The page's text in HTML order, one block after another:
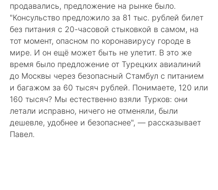
продавались, предложение на рынке было.
"Консульство предложило за 81 тыс. рублей билет
без питания с 20-часовой стыковкой в самом, на
тот момент, опасном по коронавирусу городе в
мире. И он ещё может быть не улетит. В это же
время было предложение от Турецких авиалиний
до Москвы через безопасный Стамбул с питанием
и багажом за 60 тысяч рублей. Понимаете, 120 или
160 тысяч? Мы естественно взяли Турков: они
летали исправно, ничего не отменяли, были
дешевле, удобнее и безопаснее", — рассказывает
Павел.